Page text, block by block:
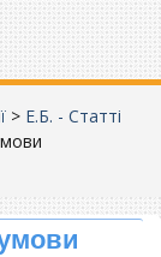
> Е.Б. - Статті